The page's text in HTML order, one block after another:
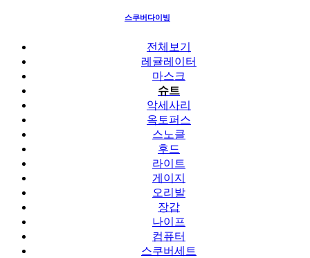
스쿠버다이빙
전체보기
레귤레이터
마스크
슈트
악세사리
옥토퍼스
스노클
후드
라이트
게이지
오리발
장갑
나이프
컴퓨터
스쿠버세트